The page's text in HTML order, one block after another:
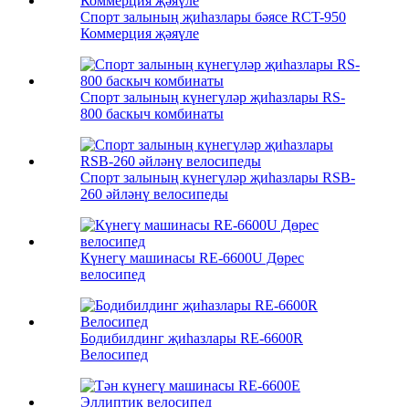
Спорт залының җиһазлары бәясе RCT-950
Коммерция җәяүле
Спорт залының күнегүләр җиһазлары RS-
800 баскыч комбинаты
Спорт залының күнегүләр җиһазлары RSB-
260 әйләнү велосипеды
Күнегү машинасы RE-6600U Дөрес
велосипед
Бодибилдинг җиһазлары RE-6600R
Велосипед